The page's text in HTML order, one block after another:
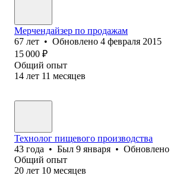
Мерчендайзер по продажам
67 лет • Обновлено 4 февраля 2015
15 000 ₽
Общий опыт
14 лет 11 месяцев
Технолог пищевого производства
43 года • Был 9 января • Обновлено
Общий опыт
20 лет 10 месяцев